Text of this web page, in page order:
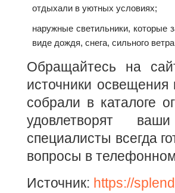
отдыхали в уютных условиях;
наружные светильники, которые
виде дождя, снега, сильного
Обращайтесь на
источники
собрали в каталоге
удовлетворят
специалисты всегда
вопросы в
Источник: https://